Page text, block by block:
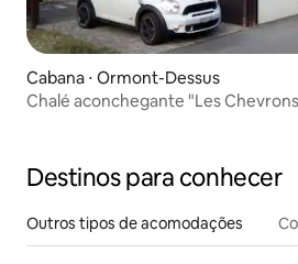
Cabana ⋅ Ormont-Dessus
Chalé aconchegante "Les
Destinos para conhecer
Outros tipos de acomodações